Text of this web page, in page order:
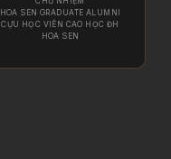
HOA SEN GRADUATE ALUMNI
CỰU HỌC VIÊN CAO HỌC ĐH
HOA SEN